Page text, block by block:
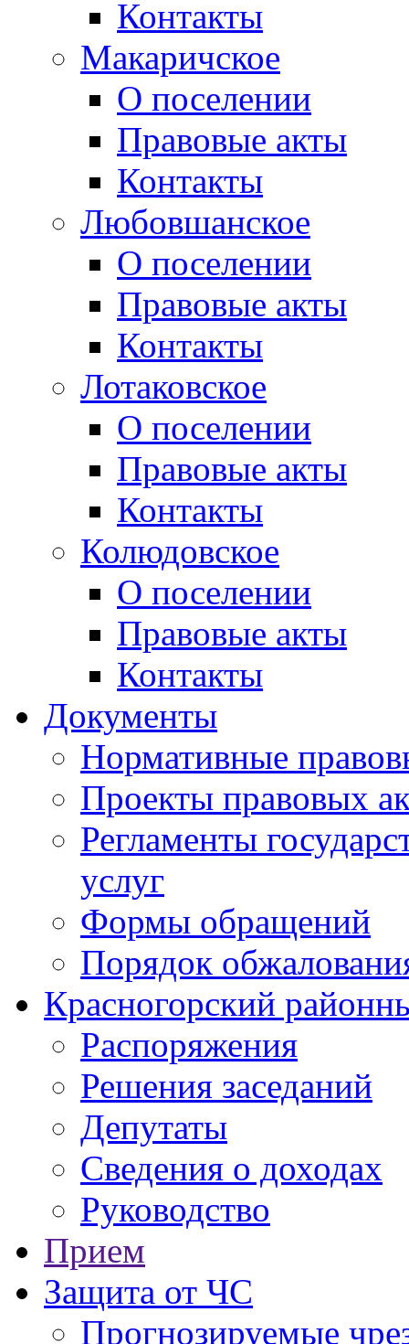
Контакты
Макаричское
О поселении
Правовые акты
Контакты
Любовшанское
О поселении
Правовые акты
Контакты
Лотаковское
О поселении
Правовые акты
Контакты
Колюдовское
О поселении
Правовые акты
Контакты
Документы
Нормативные
Проекты правовых
Регламенты
услуг
Формы обращений
Порядок
Красногорский
Распоряжения
Решения заседаний
Депутаты
Сведения о доходах
Руководство
Прием
Защита от ЧС
Прогнозируемые